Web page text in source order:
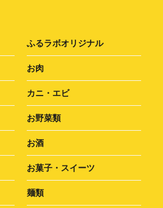
ふるラボオリジナル
お肉
カニ・エビ
お野菜類
お酒
お菓子・スイーツ
麺類